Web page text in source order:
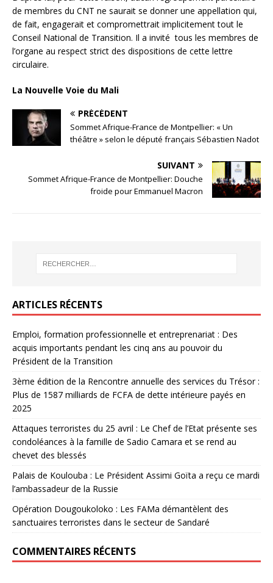
de membres du CNT ne saurait se donner une appellation qui,
de fait, engagerait et compromettrait implicitement tout le
Conseil National de Transition. Il a invité tous les membres de
l’organe au respect strict des dispositions de cette lettre
circulaire.
La Nouvelle Voie du Mali
PRÉCÉDENT
Sommet Afrique-France de Montpellier: « Un
théâtre » selon le député français Sébastien Nadot
SUIVANT
Sommet Afrique-France de Montpellier: Douche
froide pour Emmanuel Macron
ARTICLES RÉCENTS
Emploi, formation professionnelle et entreprenariat : Des
acquis importants pendant les cinq ans au pouvoir du
Président de la Transition
3ème édition de la Rencontre annuelle des services du Trésor :
Plus de 1587 milliards de FCFA de dette intérieure payés en
2025
Attaques terroristes du 25 avril : Le Chef de l’Etat présente ses
condoléances à la famille de Sadio Camara et se rend au
chevet des blessés
Palais de Koulouba : Le Président Assimi Goïta a reçu ce mardi
l’ambassadeur de la Russie
Opération Dougoukoloko : Les FAMa démantèlent des
sanctuaires terroristes dans le secteur de Sandaré
COMMENTAIRES RÉCENTS